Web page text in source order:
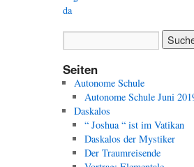
da
Seiten
Autonome Schule
Autonome Schule Juni
Daskalos
“ Joshua “ ist im Vatikan
Daskalos der Mystiker
Der Traumreisende